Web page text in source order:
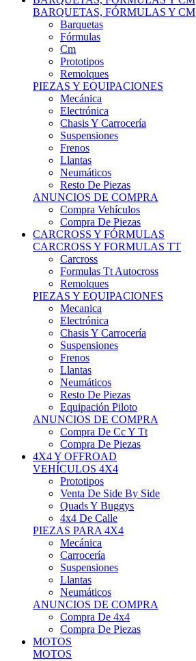
Barquetas
Fórmulas
Cm
Prototipos
Remolques
PIEZAS Y EQUIPACIONES
Mecánica
Electrónica
Chasis Y Carrocería
Suspensiones
Frenos
Llantas
Neumáticos
Resto De Piezas
ANUNCIOS DE COMPRA
Compra Vehículos
Compra De Piezas
CARCROSS Y FÓRMULAS
CARCROSS Y FORMULAS TT
Carcross
Formulas Tt Autocross
Remolques
PIEZAS Y EQUIPACIONES
Mecanica
Electrónica
Chasis Y Carrocería
Suspensiones
Frenos
Llantas
Neumáticos
Resto De Piezas
Equipación Piloto
ANUNCIOS DE COMPRA
Compra De Cc Y Tt
Compra De Piezas
4X4 Y OFFROAD
VEHÍCULOS 4X4
Prototipos
Venta De Side By Side
Quads Y Buggys
4x4 De Calle
PIEZAS PARA 4X4
Mecánica
Carrocería
Suspensiones
Llantas
Neumáticos
ANUNCIOS DE COMPRA
Compra De 4x4
Compra De Piezas
MOTOS
MOTOS
Motos De Circuito